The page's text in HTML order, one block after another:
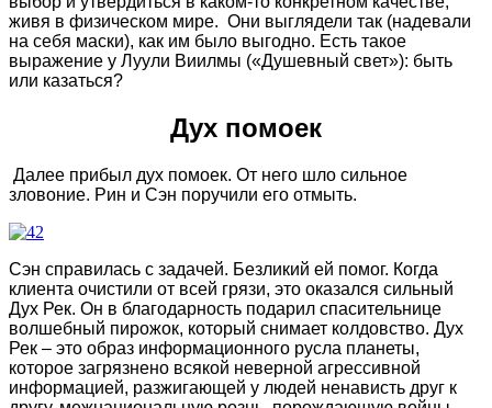
живя в физическом мире. Они выглядели так (надевали
на себя маски), как им было выгодно. Есть такое
выражение у Луули Виилмы («Душевный свет»): быть
или казаться?
Дух помоек
Далее прибыл дух помоек. От него шло сильное
зловоние. Рин и Сэн поручили его отмыть.
Сэн справилась с задачей. Безликий ей помог. Когда
клиента очистили от всей грязи, это оказался сильный
Дух Рек. Он в благодарность подарил спасительнице
волшебный пирожок, который снимает колдовство. Дух
Рек – это образ информационного русла планеты,
которое загрязнено всякой неверной агрессивной
информацией, разжигающей у людей ненависть друг к